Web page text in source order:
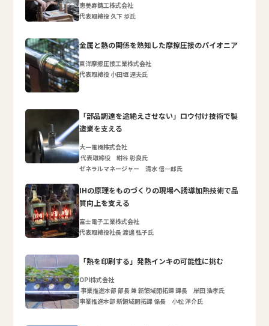
恵美寿鋳工株式会社
代表取締役 久下 歩氏
金属と熱の関係を熟知した摩擦圧接のパイオニア
東洋摩擦圧接工業株式会社
代表取締役 小田垣 達夫氏
「部品調達を途絶えさせない」ロウ付け技術で製
造業を支える
大一電機株式会社
代表取締役 紺谷 彰良氏
ゼネラルマネージャー 清水 信一郎氏
IHの原理をものづくりの現場へ誘導加熱技術で品
質向上を支える
富士電子工業株式会社
代表取締役社長 渡邊 弘子氏
「熱を印刷する」発熱インキの可能性に挑む
OPI株式会社
事業推進本部 部長 兼 新領域開拓課 課長 岸田 浩孝氏
事業推進本部 新領域開拓課 係長 小松 洋介氏